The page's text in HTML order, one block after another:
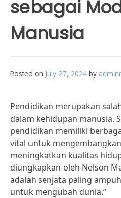
sebagai
Manusia
Posted on July 27, 2024 by
Pendidikan merupakan
dalam kehidupan manusia.
pendidikan memiliki
vital untuk
meningkatkan kualitas
diungkapkan oleh Nelson
adalah senjata paling
untuk mengubah dunia.”